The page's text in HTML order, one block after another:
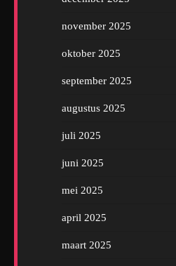
november 2025
oktober 2025
september 2025
augustus 2025
juli 2025
juni 2025
mei 2025
april 2025
maart 2025